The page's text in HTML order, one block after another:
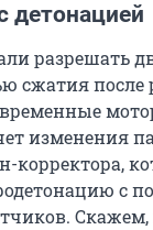
детонацией
разрешать
сжатия после
изменения
корректора,
с